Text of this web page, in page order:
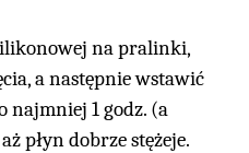
na pralinki,
a następnie wstawić
najmniej 1 godz. (a
płyn dobrze stężeje.